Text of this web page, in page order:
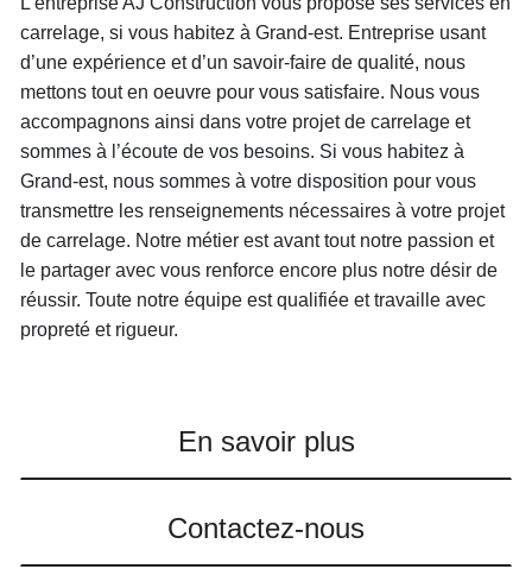
carrelage, si vous habitez à Grand-est. Entreprise usant
d’une expérience et d’un savoir-faire de qualité, nous
mettons tout en oeuvre pour vous satisfaire. Nous vous
accompagnons ainsi dans votre projet de carrelage et
sommes à l’écoute de vos besoins. Si vous habitez à
Grand-est, nous sommes à votre disposition pour vous
transmettre les renseignements nécessaires à votre projet
de carrelage. Notre métier est avant tout notre passion et
le partager avec vous renforce encore plus notre désir de
réussir. Toute notre équipe est qualifiée et travaille avec
propreté et rigueur.
En savoir plus
Contactez-nous